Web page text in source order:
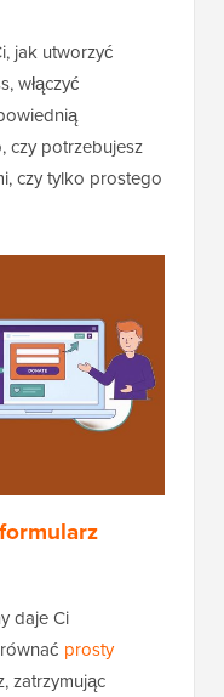
jak utworzyć
włączyć
czy potrzebujesz
czy tylko prostego
daje Ci
prosty
zatrzymując